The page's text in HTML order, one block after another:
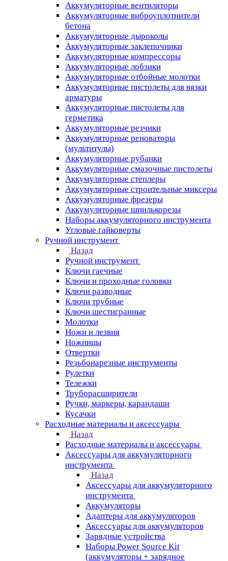
Аккумуляторные вентиляторы
Аккумуляторные виброуплотнители
бетона
Аккумуляторные дыроколы
Аккумуляторные заклепочники
Аккумуляторные компрессоры
Аккумуляторные лобзики
Аккумуляторные отбойные молотки
Аккумуляторные пистолеты для вязки
арматуры
Аккумуляторные пистолеты для
герметика
Аккумуляторные резчики
Аккумуляторные реноваторы
(мультитулы)
Аккумуляторные рубанки
Аккумуляторные смазочные пистолеты
Аккумуляторные степлеры
Аккумуляторные строительные миксеры
Аккумуляторные фрезеры
Аккумуляторные шпилькорезы
Наборы аккумуляторного инструмента
Угловые гайковерты
Ручной инструмент
Назад
Ручной инструмент
Ключи гаечные
Ключи и проходные головки
Ключи разводные
Ключи трубные
Ключи шестигранные
Молотки
Ножи и лезвия
Ножницы
Отвертки
Резьбонарезные инструменты
Рулетки
Тележки
Труборасширители
Ручки, маркеры, карандаши
Кусачки
Расходные материалы и аксессуары
Назад
Расходные материалы и аксессуары
Аксессуары для аккумуляторного
инструмента
Назад
Аксессуары для аккумуляторного
инструмента
Aккумуляторы
Адаптеры для аккумуляторов
Аксессуары для аккумуляторов
Зарядные устройства
Наборы Power Source Kit
(аккумуляторы + зарядное